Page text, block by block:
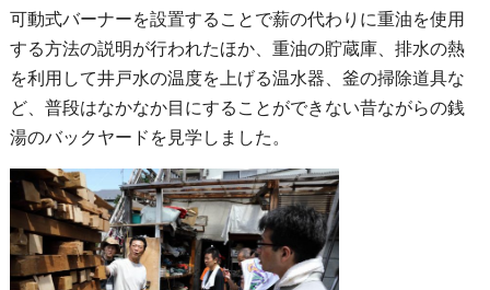
可動式バーナーを設置することで薪の代わりに重油を使用
する方法の説明が行われたほか、重油の貯蔵庫、排水の熱
を利用して井戸水の温度を上げる温水器、釜の掃除道具な
ど、普段はなかなか目にすることができない昔ながらの銭
湯のバックヤードを見学しました。